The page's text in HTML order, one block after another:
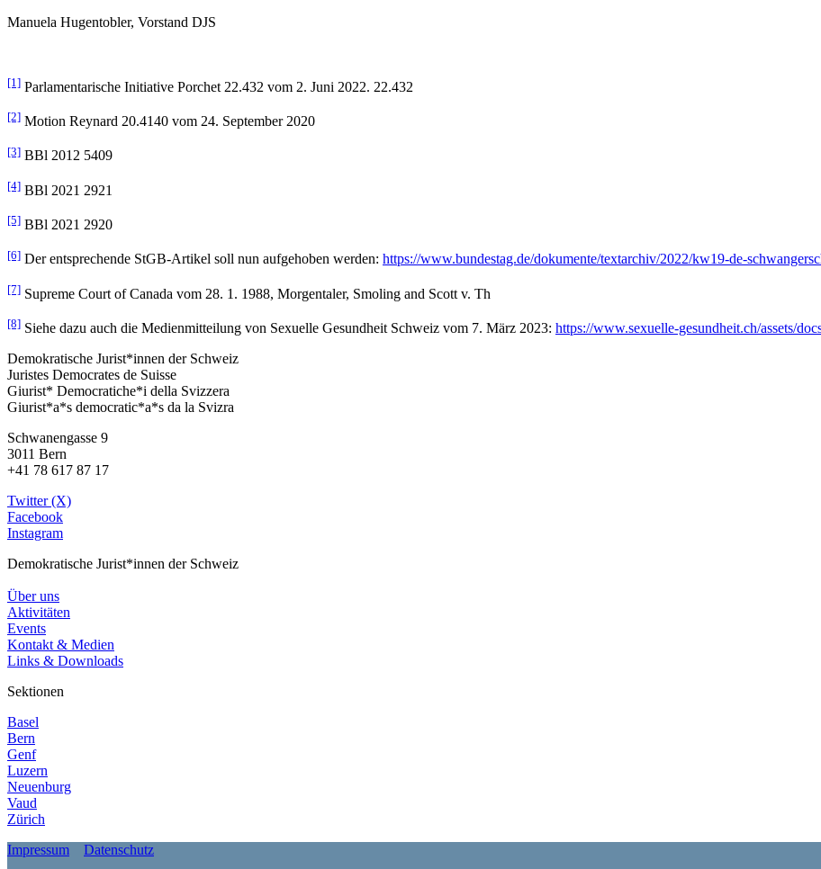
Manuela Hugentobler, Vorstand DJS
[1] Parlamentarische Initiative Porchet 22.432 vom 2. Juni 2022. 22.432
[2] Motion Reynard 20.4140 vom 24. September 2020
[3] BBl 2012 5409
[4] BBl 2021 2921
[5] BBl 2021 2920
[6] Der entsprechende StGB-Artikel soll nun aufgehoben werden: https://www.bundestag.de/dokumente/textarchiv/2022/kw19-de-
[7] Supreme Court of Canada vom 28. 1. 1988, Morgentaler, Smoling and Scott v. Th
[8] Siehe dazu auch die Medienmitteilung von Sexuelle Gesundheit Schweiz vom 7. März 2023: https://www.sexuelle-gesundheit.ch/assets/
Demokratische Jurist*innen der Schweiz
Juristes Democrates de Suisse
Giurist* Democratiche*i della Svizzera
Giurist*a*s democratic*a*s da la Svizra
Schwanengasse 9
3011 Bern
+41 78 617 87 17
Twitter (X)
Facebook
Instagram
Demokratische Jurist*innen der Schweiz
Über uns
Aktivitäten
Events
Kontakt & Medien
Links & Downloads
Sektionen
Basel
Bern
Genf
Luzern
Neuenburg
Vaud
Zürich
Impressum
Datenschutz